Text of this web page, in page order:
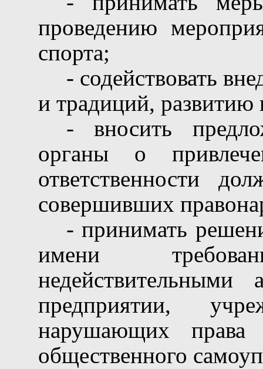
проведению
спорта;
- содействовать
и традиций, развитию
- вносить
органы о
ответственности
совершивших
- принимать
имени
недействительными
предприятии,
нарушающих права
общественного